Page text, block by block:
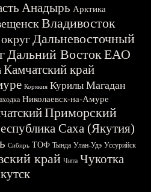
Анадырь Арктика
Владивосток
Дальневосточный
Дальний ВостокЕАО
Камчатский край
Корякия Курилы Магадан
Николаевск-на-Амуре
Приморский
Саха (Якутия)
Сибирь ТОФ Тында Улан-Удэ Уссурийск
край Чита Чукотка